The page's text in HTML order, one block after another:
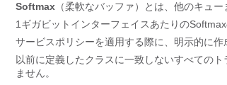
Softmax （柔軟なバッファ）とは、他のキュ
1ギガビットインターフェイスあたりの
サービスポリシーを適用する際に、明示的に
以前に定義したクラスに一致しないすべての
ません。